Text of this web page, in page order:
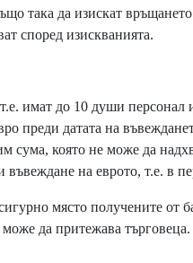
така да изискат
според изискванията.
имат до 10 души персонал
преди датата на
сума, която не може да
на еврото, т.е. в
място получените от
да притежава